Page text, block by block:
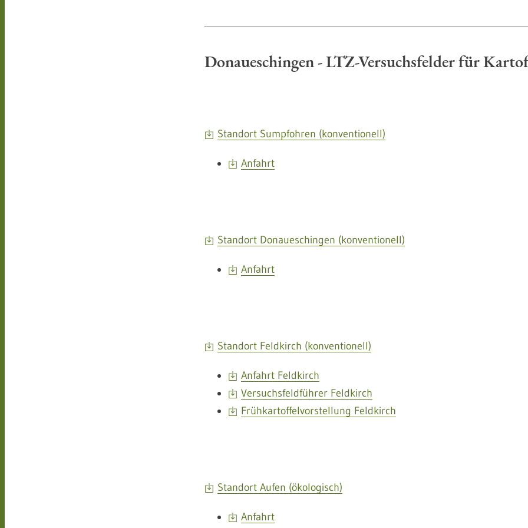
Donaueschingen - LTZ-Versuchsfelder für
Standort Sumpfohren (konventionell)
Anfahrt
Standort Donaueschingen (konventionell)
Anfahrt
Standort Feldkirch (konventionell)
Anfahrt Feldkirch
Versuchsfeldführer Feldkirch
Frühkartoffelvorstellung Feldkirch
Standort Aufen (ökologisch)
Anfahrt